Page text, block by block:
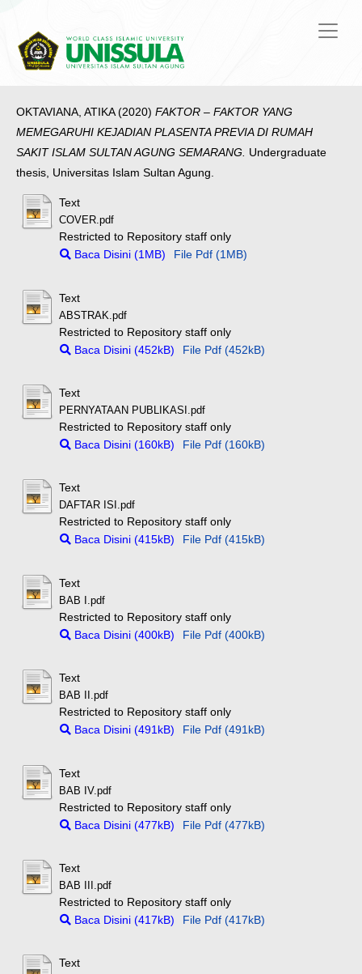
OKTAVIANA, ATIKA(2020) FAKTOR – FAKTOR YANG
MEMEGARUHI KEJADIAN PLASENTA PREVIA DI RUMAH
SAKIT ISLAM SULTAN AGUNG SEMARANG. Undergraduate
thesis, Universitas Islam Sultan Agung.
Text
COVER.pdf
Restricted to Repository staff only
Baca Disini (1MB)
File Pdf (1MB)
Text
ABSTRAK.pdf
Restricted to Repository staff only
Baca Disini (452kB)
File Pdf (452kB)
Text
PERNYATAAN PUBLIKASI.pdf
Restricted to Repository staff only
Baca Disini (160kB)
File Pdf (160kB)
Text
DAFTAR ISI.pdf
Restricted to Repository staff only
Baca Disini (415kB)
File Pdf (415kB)
Text
BAB I.pdf
Restricted to Repository staff only
Baca Disini (400kB)
File Pdf (400kB)
Text
BAB II.pdf
Restricted to Repository staff only
Baca Disini (491kB)
File Pdf (491kB)
Text
BAB IV.pdf
Restricted to Repository staff only
Baca Disini (477kB)
File Pdf (477kB)
Text
BAB III.pdf
Restricted to Repository staff only
Baca Disini (417kB)
File Pdf (417kB)
Text